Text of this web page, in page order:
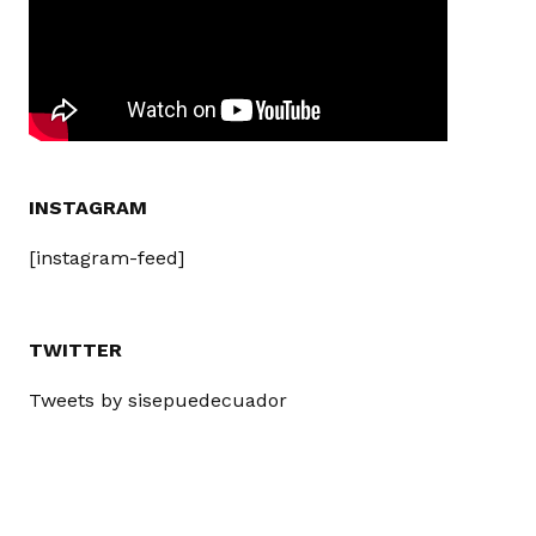
INSTAGRAM
[instagram-feed]
TWITTER
Tweets by sisepuedecuador